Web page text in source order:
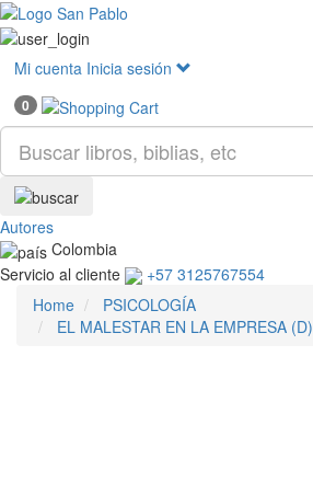
Mi cuenta Inicia sesión
0
Autores
Colombia
Servicio al cliente
+57 3125767554
Home
PSICOLOGÍA
EL MALESTAR EN LA EMPRESA (D)